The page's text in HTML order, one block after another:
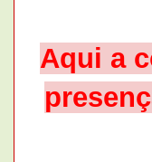
Aqui a